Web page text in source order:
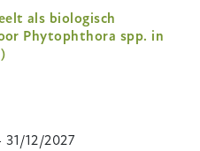
als biologisch
Phytophthora spp. in
31/12/2027